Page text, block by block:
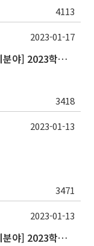
4113
[디지털혁신공유대학사업 차세대반도체분야] 2023학년도 1학기 중앙대학교 학점교류 수학 안내
3418
2023-01-17
3471
2023-01-13
[디지털혁신공유대학사업 차세대반도체분야] 2023학년도 1학기 포항공과대학교 교류 수학 안내
2023-01-13